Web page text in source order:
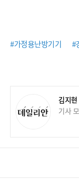
#가정용난방기기 #
김지
기사